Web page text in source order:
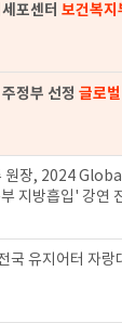
세포센터 보건복지
정부 선정 글로
원장, 2024
지방흡입' 강연
국 유지어터 자